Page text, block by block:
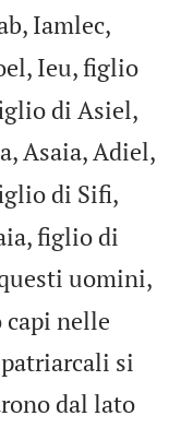
Iamlec,
Ieu, figlio
di Asiel,
Asaia, Adiel,
di Sifi,
figlio di
uomini,
capi nelle
si
dal lato